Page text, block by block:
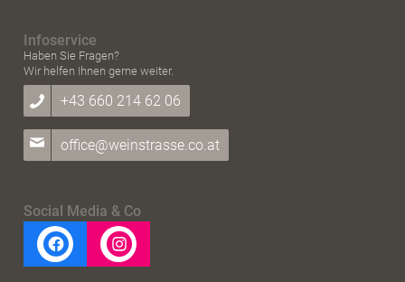
Infoservice
Haben Sie Fragen?
Wir helfen Ihnen gerne weiter.
+43 660 214 62 06
office@weinstrasse.co.at
Social Media & Co